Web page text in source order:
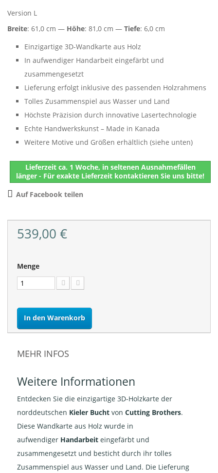
Version L
Breite: 61,0 cm — Höhe: 81,0 cm — Tiefe: 6,0 cm
Einzigartige 3D-Wandkarte aus Holz
In aufwendiger Handarbeit eingefärbt und
zusammengesetzt
Lieferung erfolgt inklusive des passenden Holzrahmens
Tolles Zusammenspiel aus Wasser und Land
Höchste Präzision durch innovative Lasertechnologie
Echte Handwerkskunst – Made in Kanada
Weitere Motive und Größen erhältlich (siehe unten)
Lieferzeit ca. 1 Woche, in seltenen Ausnahmefällen
länger - Für exakte Lieferzeit kontaktieren Sie uns bitte!
Auf Facebook teilen
539,00 €
Menge
In den Warenkorb
MEHR INFOS
Weitere Informationen
Entdecken Sie die einzigartige 3D-Holzkarte der
norddeutschen Kieler Bucht von Cutting Brothers.
Diese Wandkarte aus Holz wurde in
aufwendiger Handarbeit eingefärbt und
zusammengesetzt und besticht durch ihr tolles
Zusammenspiel aus Wasser und Land. Die Lieferung